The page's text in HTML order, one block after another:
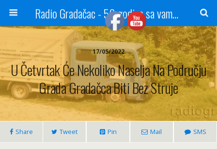
Radio Gradačac - 56 godina sa vama...
17/05/2022
U Četvrtak Će Nekoliko Naselja Na Području
Grada Gradačca Biti Bez Struje
Share Tweet Pin Mail SMS